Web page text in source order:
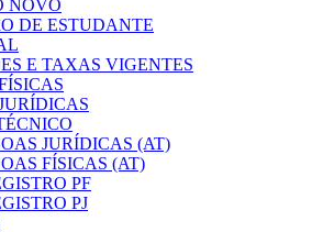
NOVO
DE ESTUDANTE
E TAXAS VIGENTES
JURÍDICAS (AT)
FÍSICAS (AT)
PF
PJ